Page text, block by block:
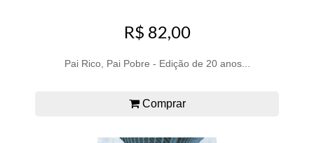
R$ 82,00
Pai Rico, Pai Pobre - Edição de 20 anos...
Comprar